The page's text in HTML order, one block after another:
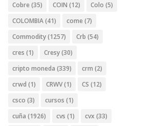
Cobre (35) COIN (12) Colo (5)
COLOMBIA(41) come (7)
Commodity(1257) Crb (54)
cres (1) Cresy(30)
cripto moneda (339) crm (2)
crwd (1) CRWV(1) CS (12)
csco (3) cursos (1)
cuña (1926) cvs (1) cvx (33)